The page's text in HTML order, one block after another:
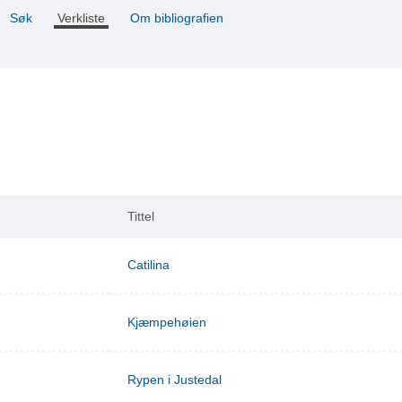
Søk Verkliste Om bibliografien
Tittel
Catilina
Kjæmpehøien
Rypen i Justedal